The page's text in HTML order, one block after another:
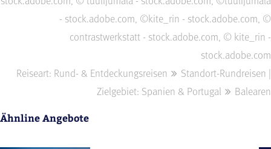
- stock.adobe.com, ©kite_rin - stock.adobe.com, ©
contrastwerkstatt - stock.adobe.com, © kite_rin -
stock.adobe.com
Reiseart: Rund- & Entdeckungsreisen
Standort-Rundreisen |
Zielgebiet: Spanien & Portugal
Balearen
Ähnline Angebote